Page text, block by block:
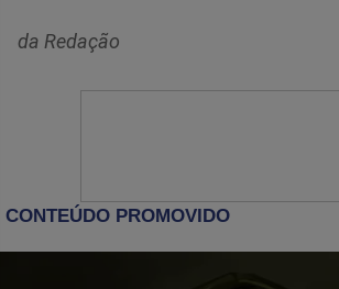
da Redação